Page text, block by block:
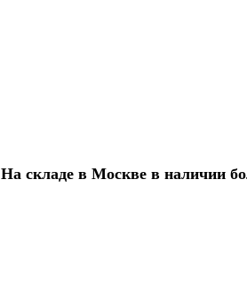
На складе в Москве в наличии